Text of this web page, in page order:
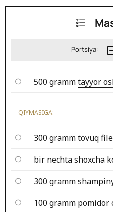
Portsiya:
500 grammtayyor
QIYMASIGA:
300 grammtovuq
bir nechta shoxcha
300 gramm
100 gramm pomidor